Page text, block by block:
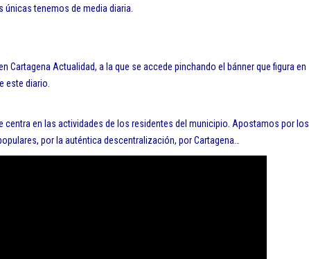
tenemos de media diaria.
Cartagena Actualidad, a la que se accede pinchando el bánner que figura en
este diario.
centra en las actividades de los residentes del municipio. Apostamos por los
por la auténtica descentralización, por Cartagena…